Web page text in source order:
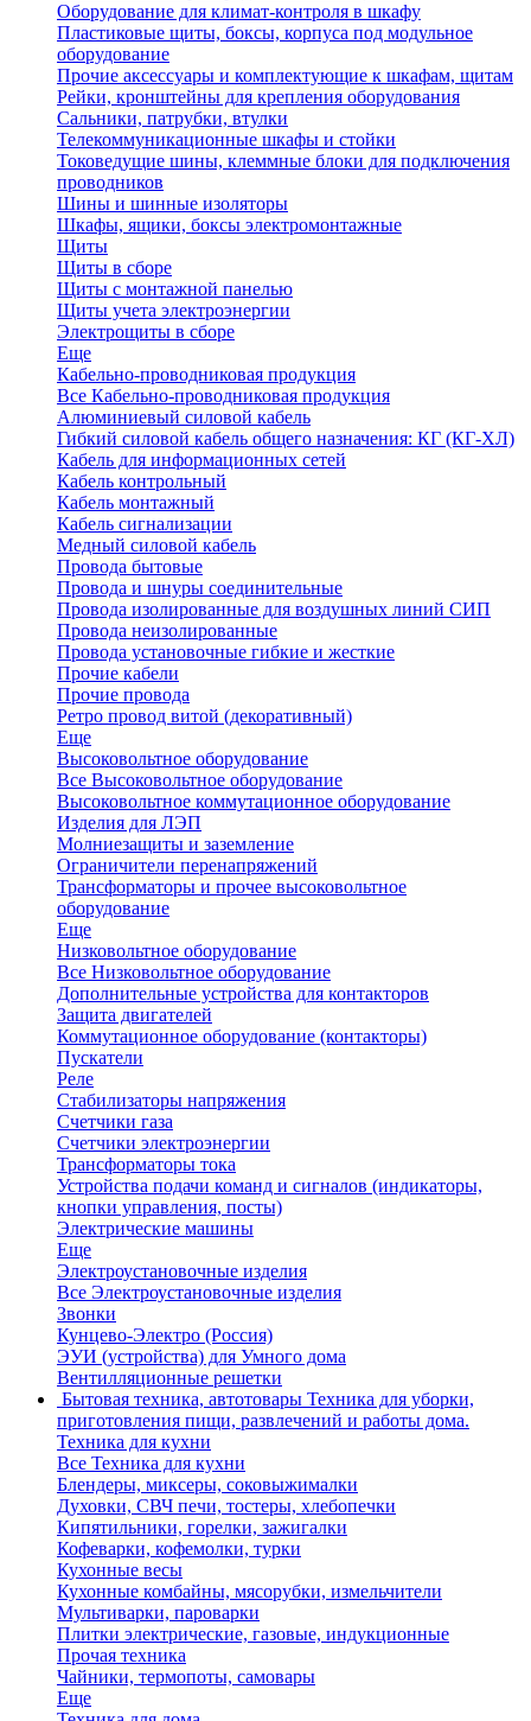
Оборудование для климат-контроля в шкафу
Пластиковые щиты, боксы, корпуса под модульное
оборудование
Прочие аксессуары и комплектующие к шкафам, щитам
Рейки, кронштейны для крепления оборудования
Сальники, патрубки, втулки
Телекоммуникационные шкафы и стойки
Токоведущие шины, клеммные блоки для подключения
проводников
Шины и шинные изоляторы
Шкафы, ящики, боксы электромонтажные
Щиты
Щиты в сборе
Щиты с монтажной панелью
Щиты учета электроэнергии
Электрощиты в сборе
Еще
Кабельно-проводниковая продукция
Все Кабельно-проводниковая продукция
Алюминиевый силовой кабель
Гибкий силовой кабель общего назначения: КГ (КГ-ХЛ)
Кабель для информационных сетей
Кабель контрольный
Кабель монтажный
Кабель сигнализации
Медный силовой кабель
Провода бытовые
Провода и шнуры соединительные
Провода изолированные для воздушных линий СИП
Провода неизолированные
Провода установочные гибкие и жесткие
Прочие кабели
Прочие провода
Ретро провод витой (декоративный)
Еще
Высоковольтное оборудование
Все Высоковольтное оборудование
Высоковольтное коммутационное оборудование
Изделия для ЛЭП
Молниезащиты и заземление
Ограничители перенапряжений
Трансформаторы и прочее высоковольтное
оборудование
Еще
Низковольтное оборудование
Все Низковольтное оборудование
Дополнительные устройства для контакторов
Защита двигателей
Коммутационное оборудование (контакторы)
Пускатели
Реле
Стабилизаторы напряжения
Счетчики газа
Счетчики электроэнергии
Трансформаторы тока
Устройства подачи команд и сигналов (индикаторы,
кнопки управления, посты)
Электрические машины
Еще
Электроустановочные изделия
Все Электроустановочные изделия
Звонки
Кунцево-Электро (Россия)
ЭУИ (устройства) для Умного дома
Вентилляционные решетки
Бытовая техника, автотовары Техника для уборки,
приготовления пищи, развлечений и работы дома.
Техника для кухни
Все Техника для кухни
Блендеры, миксеры, соковыжималки
Духовки, СВЧ печи, тостеры, хлебопечки
Кипятильники, горелки, зажигалки
Кофеварки, кофемолки, турки
Кухонные весы
Кухонные комбайны, мясорубки, измельчители
Мультиварки, пароварки
Плитки электрические, газовые, индукционные
Прочая техника
Чайники, термопоты, самовары
Еще